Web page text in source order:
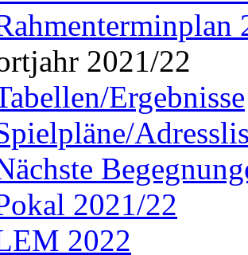
2021/22
Ergebnisse
2021/22
2022